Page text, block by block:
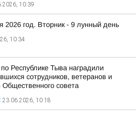
10:39
2026 год. Вторник - 9 лунный день
10:34
Республике Тыва наградили
сотрудников, ветеранов и
Общественного совета
23.06.2026, 10:18